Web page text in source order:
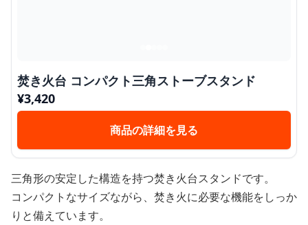
焚き火台 コンパクト三角ストーブスタンド
¥3,420
商品の詳細を見る
三角形の安定した構造を持つ焚き火台スタンドです。
コンパクトなサイズながら、焚き火に必要な機能をしっか
りと備えています。